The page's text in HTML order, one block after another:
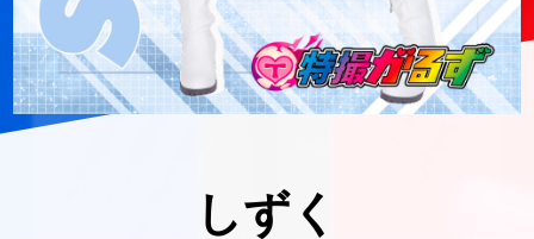
しずく